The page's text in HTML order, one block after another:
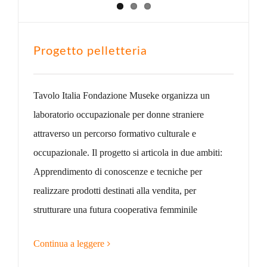
Progetto pelletteria
Tavolo Italia Fondazione Museke organizza un
laboratorio occupazionale per donne straniere
attraverso un percorso formativo culturale e
occupazionale. Il progetto si articola in due ambiti:
Apprendimento di conoscenze e tecniche per
realizzare prodotti destinati alla vendita, per
strutturare una futura cooperativa femminile
Continua a leggere